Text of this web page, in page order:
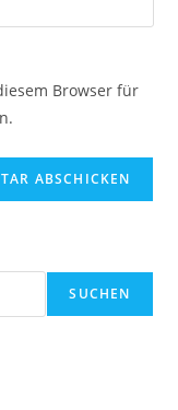
Browser für
SUCHEN